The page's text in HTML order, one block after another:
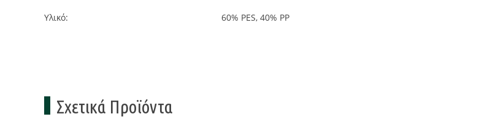
Υλικό: 60% PES, 40% PP
Σχετικά Προϊόντα